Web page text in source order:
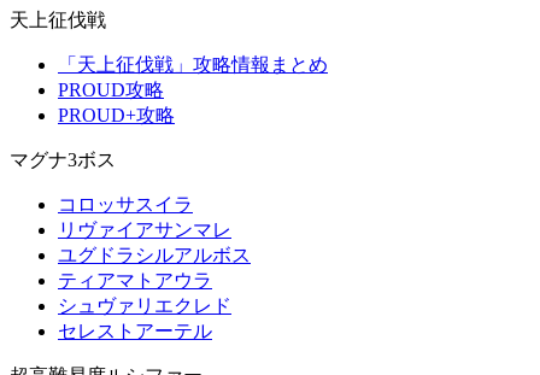
天上征伐戦
「天上征伐戦」攻略情報まとめ
PROUD攻略
PROUD+攻略
マグナ3ボス
コロッサスイラ
リヴァイアサンマレ
ユグドラシルアルボス
ティアマトアウラ
シュヴァリエクレド
セレストアーテル